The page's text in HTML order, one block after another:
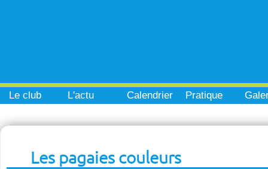
Le club L'actu Calendrier Pratique
Les pagaies couleurs